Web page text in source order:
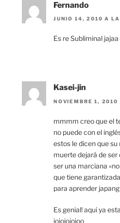
Fernando
JUNIO 14, 2010 A
Es re Subliminal
Kasei-jin
NOVIEMBRE 1, 2010
mmmm creo que el
no puede con el
estos le dicen que
muerte dejará de ser
ser una marciana
que tiene
para aprender
Es genial! aqui ya
jojojojojoo